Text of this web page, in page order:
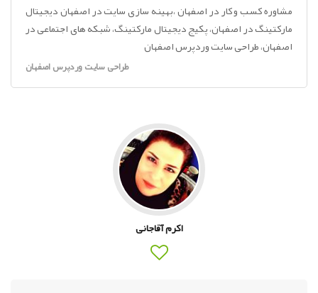
مشاوره کسب و کار در اصفهان ،بهینه سازی سایت در اصفهان دیجیتال
مارکتینگ در اصفهان، پکیج دیجیتال مارکتینگ، شبکه های اجتماعی در
اصفهان، طراحی سایت وردپرس اصفهان
طراحی سایت وردپرس اصفهان
اکرم آقاجانی